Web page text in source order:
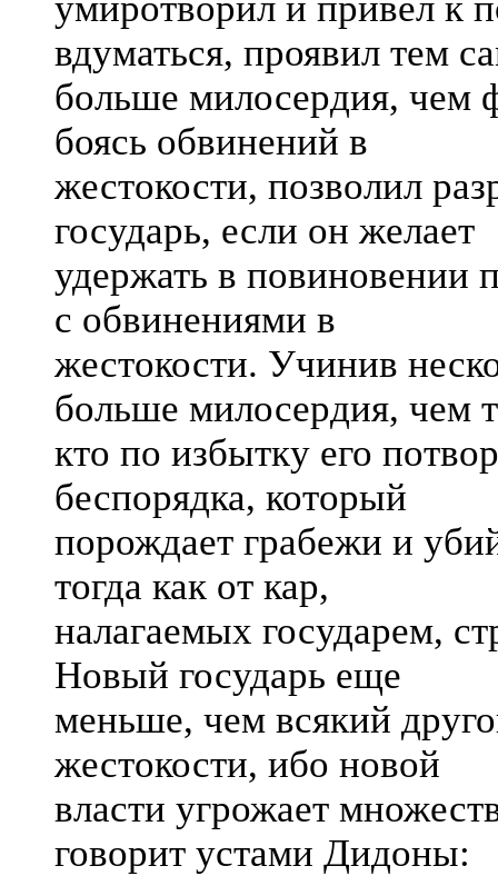
вдуматься, проявил тем
больше милосердия, чем
боясь обвинений в
жестокости, позволил
государь, если он желает
удержать в повиновении
с обвинениями в
жестокости. Учинив
больше милосердия, чем
кто по избытку его
беспорядка, который
порождает грабежи и
тогда как от кар,
налагаемых государем,
Новый государь еще
меньше, чем всякий
жестокости, ибо новой
власти угрожает
говорит устами Дидоны: